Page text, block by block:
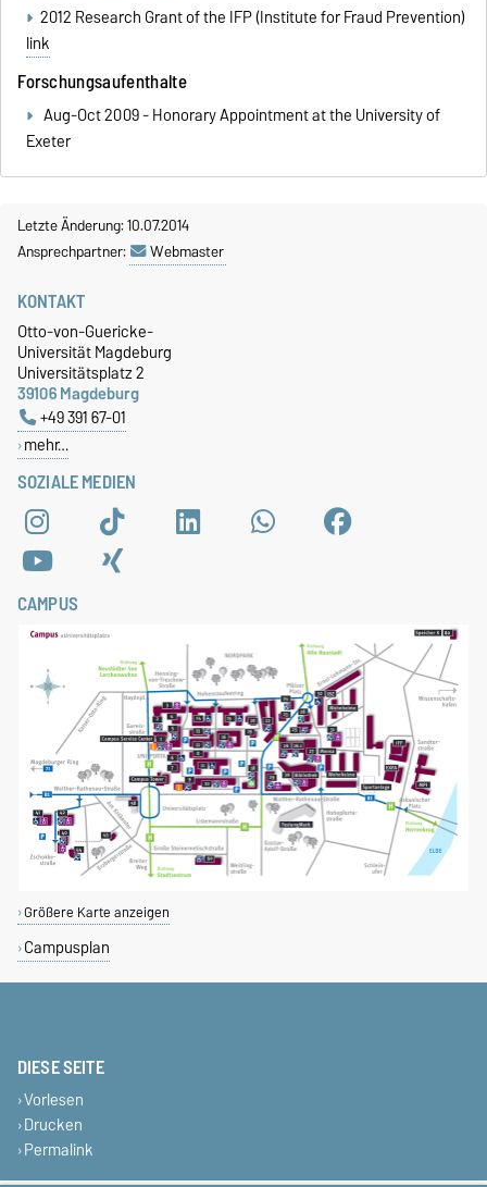
2012 Research Grant of the IFP (Institute for Fraud Prevention)
link
Forschungsaufenthalte
Aug-Oct 2009 - Honorary Appointment at the University of
Exeter
Letzte Änderung: 10.07.2014
Ansprechpartner:
Webmaster
SOZIALE MEDIEN
KONTAKT
Otto-von-Guericke-
Universität Magdeburg
Universitätsplatz 2
39106 Magdeburg
+49 391 67-01
mehr…
CAMPUS
Größere Karte anzeigen
Campusplan
DIESE SEITE
Vorlesen
Drucken
Permalink